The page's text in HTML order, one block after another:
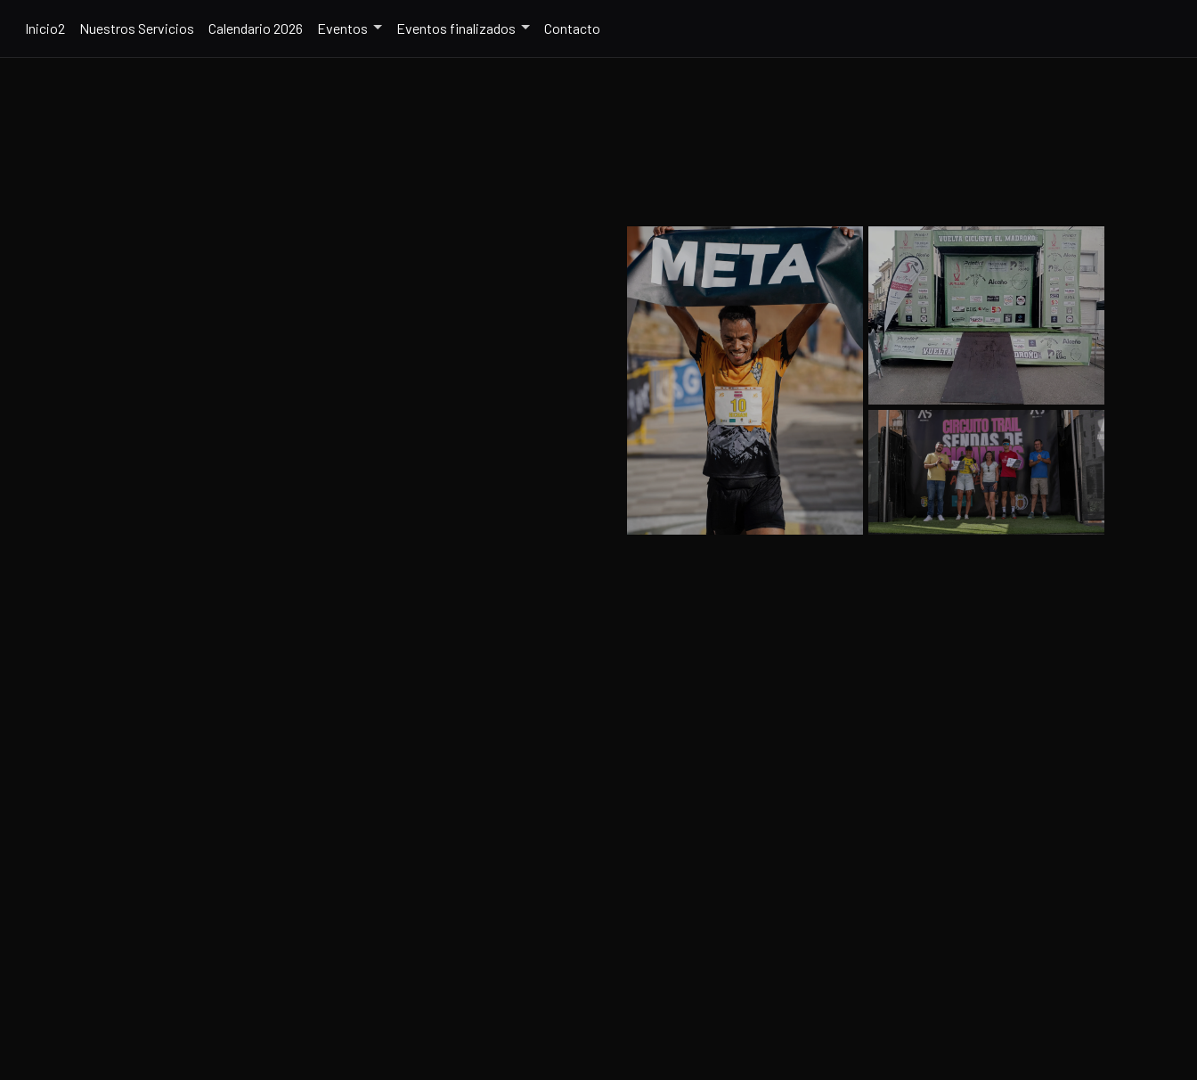
Inicio2 Nuestros Servicios Calendario 2026 Eventos Eventos finalizados Contacto